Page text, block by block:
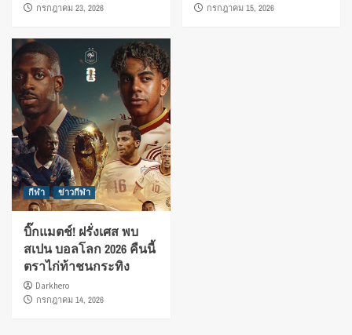
กรกฎาคม 23, 2026
กรกฎาคม 15, 2026
กีฬา ข่าวกีฬา
บิ๊กแมตช์! ฝรั่งเศส พบ
สเปน บอลโลก 2026 คืนนี้
ตราไก่ท้าชนกระทิง
Darkhero
กรกฎาคม 14, 2026